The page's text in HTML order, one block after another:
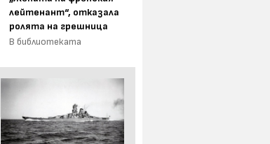
лейтенант“, отказала
ролята на грешница
В библиотеката